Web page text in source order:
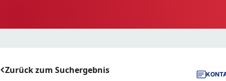
Zurück zum Suchergebnis